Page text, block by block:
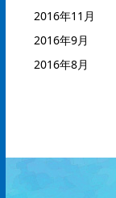
2016年11月
2016年9月
2016年8月